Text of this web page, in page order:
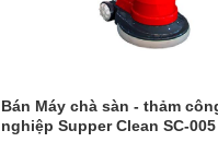
Bán Máy chà sàn - thảm
nghiệp Supper Clean SC-005